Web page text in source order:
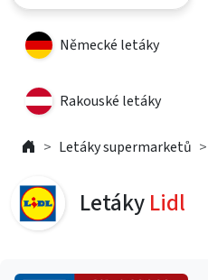
Německé letáky
Rakouské letáky
Letáky supermarketů
LetákyLidl